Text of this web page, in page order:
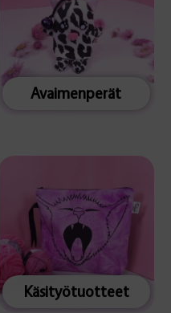
Avaimenperät
Käsityötuotteet